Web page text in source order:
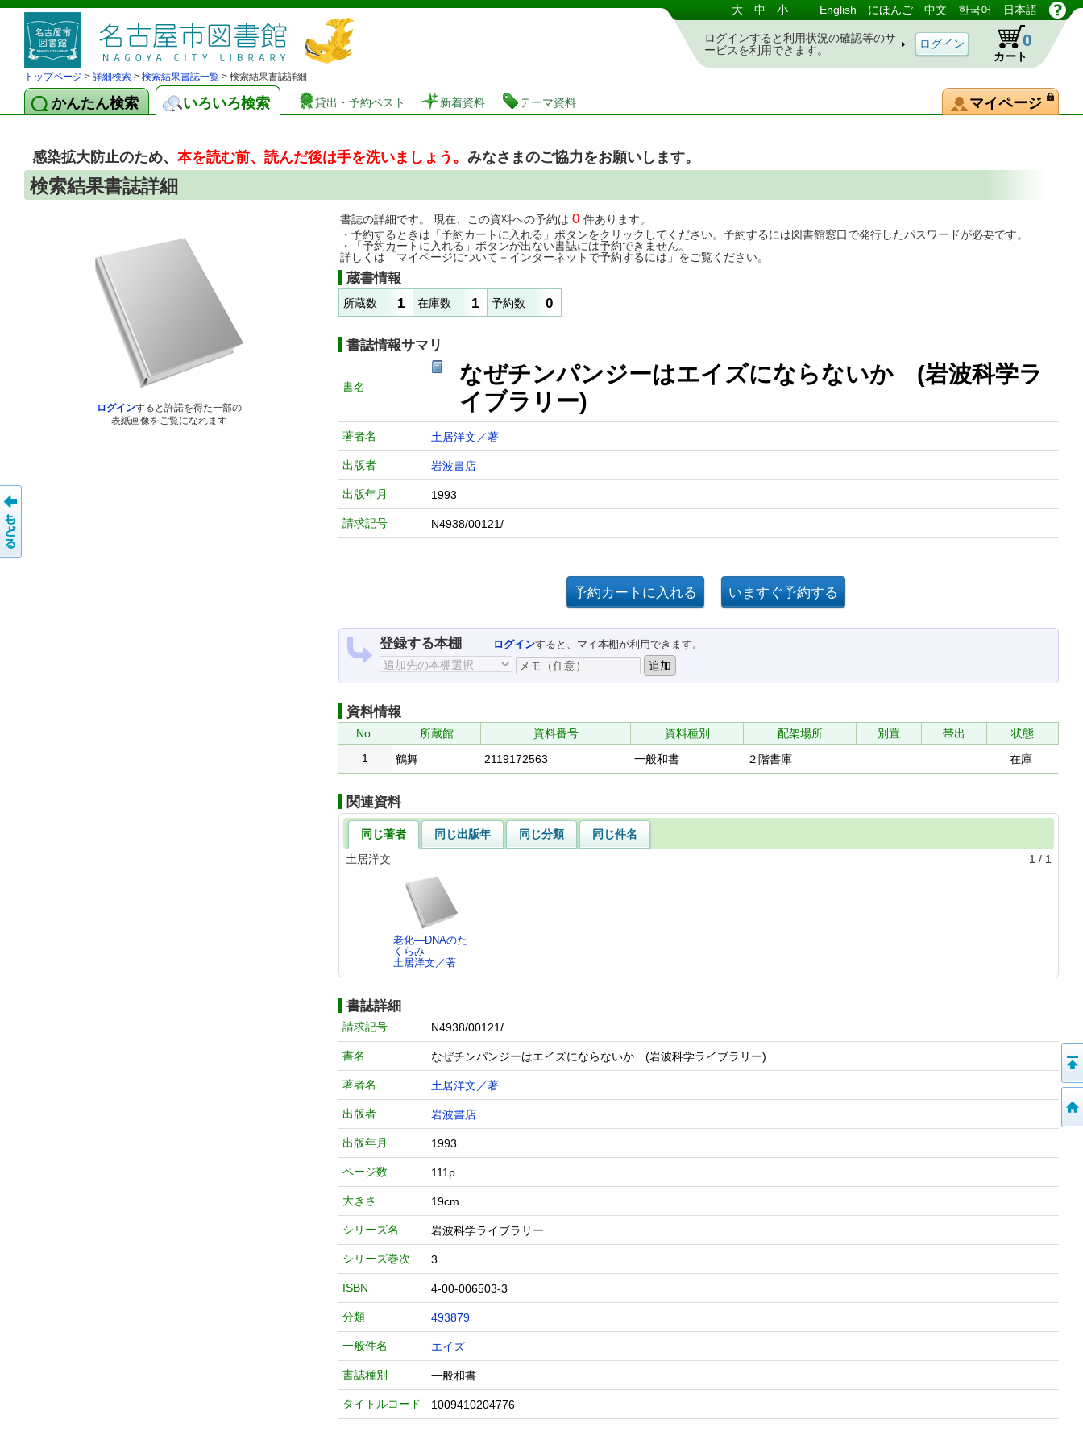
図書館 蔵書検索・予約システム 大 中 小 English にほんご 中文 한국어 日本語
ログインすると利用状況の確認等のサ
ービスを利用できます。
カート
0
トップページ > 詳細検索 > 検索結果書誌一覧 > 検索結果書誌詳細
かんたん検索 いろいろ検索 貸出・予約ベスト 新着資料 テーマ資料 マイページ
感染拡大防止のため、 本を読む前、読んだ後は手を洗いましょう。 みなさまのご協力をお願いします。
検索結果書誌詳細
ログインすると許諾を得た一部の
表紙画像をご覧になれます
書誌の詳細です。 現在、この資料への予約は 0 件あります。
・予約するときは「予約カートに入れる」ボタンをクリックしてください。予約するには図書館窓口で発行したパスワードが必要です。
・「予約カートに入れる」ボタンが出ない書誌には予約できません。
詳しくは「マイページについて－インターネットで予約するには」をご覧ください。
蔵書情報
所蔵数 1 在庫数 1 予約数 0
書誌情報サマリ
書名
なぜチンパンジーはエイズにならないか (岩波科学ラ
イブラリー)
著者名 土居洋文／著
出版者 岩波書店
出版年月 1993
請求記号 N4938/00121/
登録する本棚 ログインすると、マイ本棚が利用できます。
資料情報
No. 所蔵館 資料番号 資料種別 配架場所 別置 帯出
状態
1
鶴舞 2119172563 一般和書 ２階書庫 在庫
関連資料
同じ著者 同じ出版年 同じ分類
同じ件名
土居洋文
1 / 1
老化―DNAのた
くらみ
土居洋文／著
書誌詳細
請求記号 N4938/00121/
書名 なぜチンパンジーはエイズにならないか (岩波科学ライブラリー)
著者名 土居洋文／著
出版者 岩波書店
出版年月 1993
ページ数 111p
大きさ 19cm
シリーズ名 岩波科学ライブラリー
シリーズ巻次 3
ISBN 4-00-006503-3
分類 493879
一般件名 エイズ
書誌種別 一般和書
タイトルコード 1009410204776